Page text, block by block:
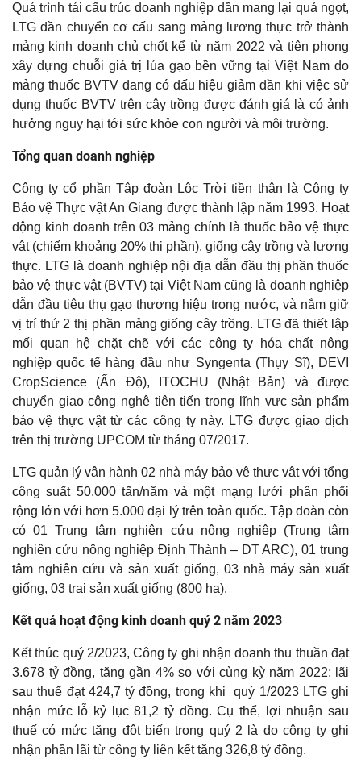
GIÁ ĐIỆN TĂNG TÁC ĐỘNG ĐẾN DOANH NGHIỆP NÀO?
03. Định Giá Cổ Phiếu
Định giá Cổ Phiếu
04. Hướng dẫn sử dụng
Hướng dẫn sử dụng YSuri – Môi giới Số cho Nhà đầu tư
05. Kinh nghiệm Đầu Tư Chứng khoán
Ngoài Phí Giao dịch, Nhà đầu tư cần cân nhắc những Tiêu chí
nào khi lựa chọn các Công ty Chứng khoán ở Việt Nam ?
cần “thuộc nằm lòng” khi tham gia Thị trường Chứng khoán
REVIEW SÁCH – THE NEW TRADING FOR A LIVING
REVIEW SÁCH – GIÀU TỪ CHỨNG KHOÁN
GIẢI THÍCH Ý NGHĨA BONG BÓNG HOA TULIP HÀ LAN
REVIEW SÁCH – CÁCH THỨC KINH DOANH VÀ ĐẦU TƯ CỔ
PHIẾU – HOW TO TRADE IN STOCKS
REVIEW SÁCH – BỐN GIAI ĐOẠN CỦA MỘT SIÊU CỔ PHIẾU
ĐÁNH BẠI THỊ TRƯỜNG
06. Chứng Khoán Phái Sinh
Chứng Khoán Phái Sinh
Quá trình tái cấu trúc doanh nghiệp dần mang lại quả ngọt,
LTG dần chuyển cơ cấu sang mảng lương thực trở thành
mảng kinh doanh chủ chốt kể từ năm 2022 và tiên phong
xây dựng chuỗi giá trị lúa gạo bền vững tại Việt Nam do
mảng thuốc BVTV đang có dấu hiệu giảm dần khi việc sử
dụng thuốc BVTV trên cây trồng được đánh giá là có ảnh
hưởng nguy hại tới sức khỏe con người và môi trường.
Tổng quan doanh nghiệp
Công ty cổ phần Tập đoàn Lộc Trời tiền thân là Công ty
Bảo vệ Thực vật An Giang được thành lập năm 1993. Hoạt
động kinh doanh trên 03 mảng chính là thuốc bảo vệ thực
vật (chiếm khoảng 20% thị phần), giống cây trồng và lương
thực. LTG là doanh nghiệp nội địa dẫn đầu thị phần thuốc
bảo vệ thực vật (BVTV) tại Việt Nam cũng là doanh nghiệp
dẫn đầu tiêu thụ gạo thương hiệu trong nước, và nắm giữ
vị trí thứ 2 thị phần mảng giống cây trồng. LTG đã thiết lập
mối quan hệ chặt chẽ với các công ty hóa chất nông
nghiệp quốc tế hàng đầu như Syngenta (Thụy Sĩ), DEVI
CropScience (Ấn Độ), ITOCHU (Nhật Bản) và được
chuyển giao công nghệ tiên tiến trong lĩnh vực sản phẩm
bảo vệ thực vật từ các công ty này. LTG được giao dịch
trên thị trường UPCOM từ tháng 07/2017.
LTG quản lý vận hành 02 nhà máy bảo vệ thực vật với tổng
công suất 50.000 tấn/năm và một mạng lưới phân phối
rộng lớn với hơn 5.000 đại lý trên toàn quốc. Tập đoàn còn
có 01 Trung tâm nghiên cứu nông nghiệp (Trung tâm
nghiên cứu nông nghiệp Định Thành – DT ARC), 01 trung
tâm nghiên cứu và sản xuất giống, 03 nhà máy sản xuất
giống, 03 trại sản xuất giống (800 ha).
Kết quả hoạt động kinh doanh quý 2 năm 2023
Kết thúc quý 2/2023, Công ty ghi nhận doanh thu thuần đạt
3.678 tỷ đồng, tăng gần 4% so với cùng kỳ năm 2022; lãi
sau thuế đạt 424,7 tỷ đồng, trong khi quý 1/2023 LTG ghi
nhận mức lỗ kỷ lục 81,2 tỷ đồng. Cụ thể, lợi nhuận sau
thuế có mức tăng đột biến trong quý 2 là do công ty ghi
nhận phần lãi từ công ty liên kết tăng 326,8 tỷ đồng.